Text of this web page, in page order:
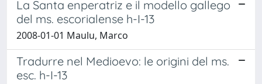
La Santa enperatriz e il modello gallego
del ms. escorialense h-I-13
2008-01-01 Maulu, Marco
Tradurre nel Medioevo: le origini del ms.
esc. h-I-13